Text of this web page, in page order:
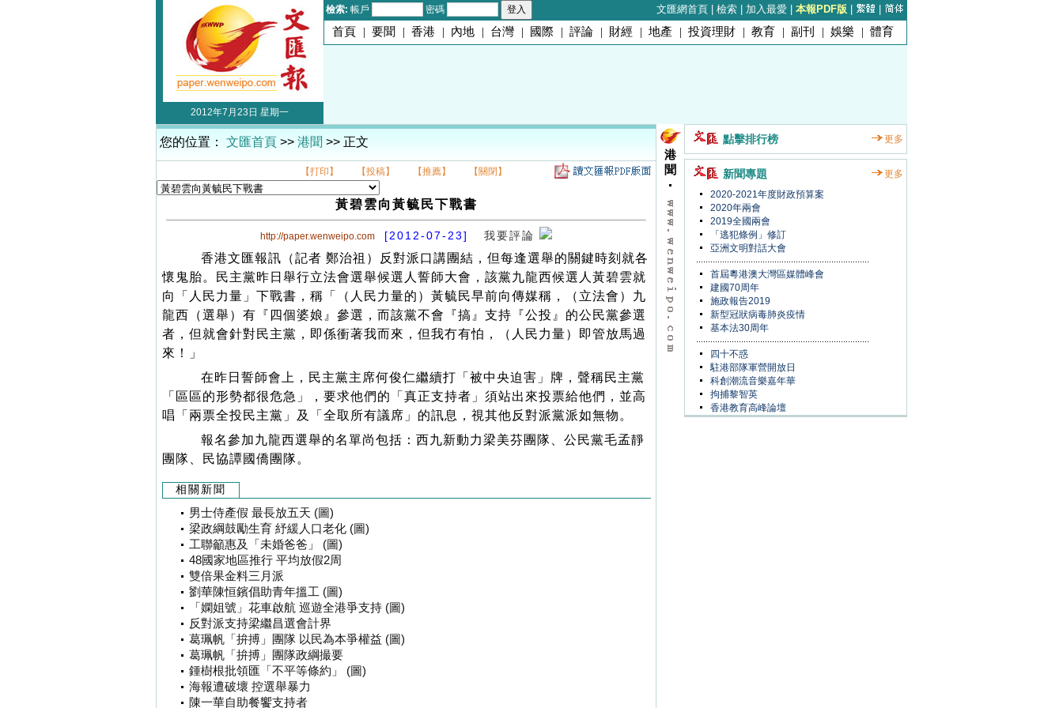
檢索: 帳戶 密碼 文匯網首頁 檢索 加入最愛 本報PDF版
首頁 | 要聞 | 香港 | 內地 | 台灣 | 國際 | 評論 | 財經 | 地產 | 投資理財 | 教育 | 副刊 | 娛樂 | 體育
2012年7月23日 星期一
您的位置： 文匯首頁 >> 港聞 >> 正文
【打印】 【投稿】 【推薦】 【關閉】
黃碧雲向黃毓民下戰書
http://paper.wenweipo.com [2012-07-23] 我要評論
香港文匯報訊（記者 鄭治祖）反對派口講團結，但每逢選舉的關鍵時刻就各
懷鬼胎。民主黨昨日舉行立法會選舉候選人誓師大會，該黨九龍西候選人黃碧雲就
向「人民力量」下戰書，稱「（人民力量的）黃毓民早前向傳媒稱，（立法會）九
龍西（選舉）有『四個婆娘』參選，而該黨不會『搞』支持『公投』的公民黨參選
者，但就會針對民主黨，即係衝著我而來，但我冇有怕，（人民力量）即管放馬過
來！」
在昨日誓師會上，民主黨主席何俊仁繼續打「被中央迫害」牌，聲稱民主黨
「區區的形勢都很危急」，要求他們的「真正支持者」須站出來投票給他們，並高
唱「兩票全投民主黨」及「全取所有議席」的訊息，視其他反對派黨派如無物。
報名參加九龍西選舉的名單尚包括：西九新動力梁美芬團隊、公民黨毛孟靜
團隊、民協譚國僑團隊。
相關新聞
男士侍產假 最長放五天 (圖)
梁政綱鼓勵生育 紓緩人口老化 (圖)
工聯籲惠及「未婚爸爸」 (圖)
48國家地區推行 平均放假2周
雙倍果金料三月派
劉華陳恒鑌倡助青年搵工 (圖)
「嫻姐號」花車啟航 巡遊全港爭支持 (圖)
反對派支持梁繼昌選會計界
葛珮帆「拚搏」團隊 以民為本爭權益 (圖)
葛珮帆「拚搏」團隊政綱撮要
鍾樹根批領匯「不平等條約」 (圖)
海報遭破壞 控選舉暴力
陳一華自助餐饗支持者
港
聞
點擊排行榜 更多
新聞專題
更多
2020-2021年度財政預算案
2020年兩會
2019全國兩會
「逃犯條例」修訂
亞洲文明對話大會
首屆粵港澳大灣區媒體峰會
建國70周年
施政報告2019
新型冠狀病毒肺炎疫情
基本法30周年
四十不惑
駐港部隊軍營開放日
科創潮流音樂嘉年華
拘捕黎智英
香港教育高峰論壇